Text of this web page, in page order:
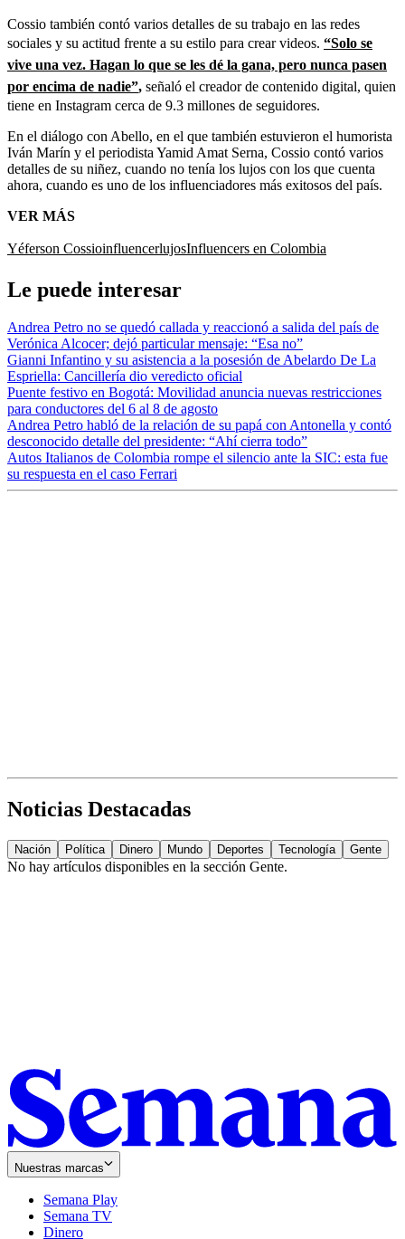
Cossio también contó varios detalles de su trabajo en las redes
sociales y su actitud frente a su estilo para crear videos. “Solo se
vive una vez. Hagan lo que se les dé la gana, pero nunca pasen
por encima de nadie”, señaló el creador de contenido digital, quien
tiene en Instagram cerca de 9.3 millones de seguidores.
En el diálogo con Abello, en el que también estuvieron el humorista
Iván Marín y el periodista Yamid Amat Serna, Cossio contó varios
detalles de su niñez, cuando no tenía los lujos con los que cuenta
ahora, cuando es uno de los influenciadores más exitosos del país.
VER MÁS
Yéferson CossioinfluencerlujosInfluencers en Colombia
Le puede interesar
Andrea Petro no se quedó callada y reaccionó a salida del país de
Verónica Alcocer; dejó particular mensaje: “Esa no”
Gianni Infantino y su asistencia a la posesión de Abelardo De La
Espriella: Cancillería dio veredicto oficial
Puente festivo en Bogotá: Movilidad anuncia nuevas restricciones
para conductores del 6 al 8 de agosto
Andrea Petro habló de la relación de su papá con Antonella y contó
desconocido detalle del presidente: “Ahí cierra todo”
Autos Italianos de Colombia rompe el silencio ante la SIC: esta fue
su respuesta en el caso Ferrari
Noticias Destacadas
Nación Política Dinero Mundo Deportes Tecnología Gente
No hay artículos disponibles en la sección Gente.
Nuestras marcas
Semana Play
Semana TV
Dinero